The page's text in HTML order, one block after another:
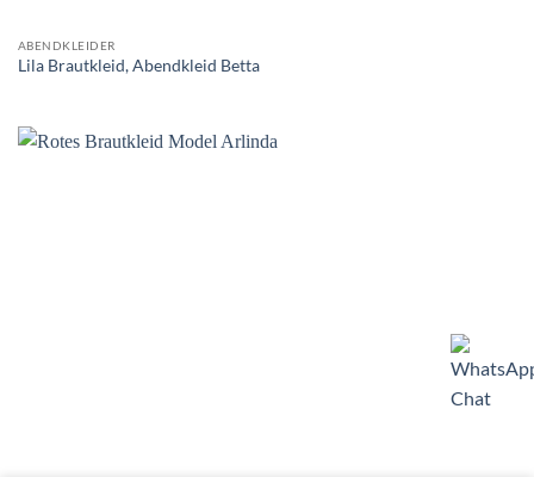
ABENDKLEIDER
Lila Brautkleid, Abendkleid Betta